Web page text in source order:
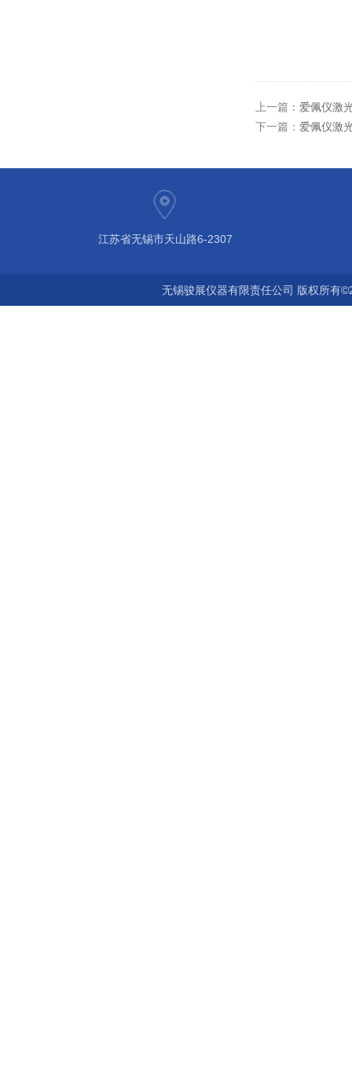
上一篇： 爱佩仪激
下一篇： 爱佩仪激
江苏省无锡市天山路6-2307
无锡骏展仪器有限责任公司 版权所有